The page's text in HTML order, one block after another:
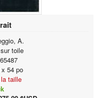
A.
toile
54 po
taille